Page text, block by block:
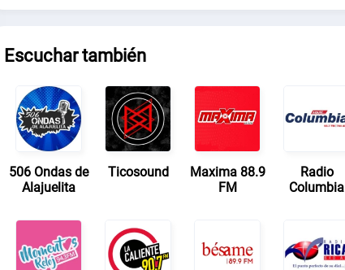
Escuchar también
506 Ondas de
Alajuelita
Ticosound
Maxima 88.9
FM
Radio
Columbia